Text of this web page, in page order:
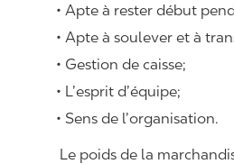
• Apte à rester début
• Apte à soulever et à
• Gestion de caisse;
• L’esprit d’équipe;
• Sens de l’organisation.
Le poids de la